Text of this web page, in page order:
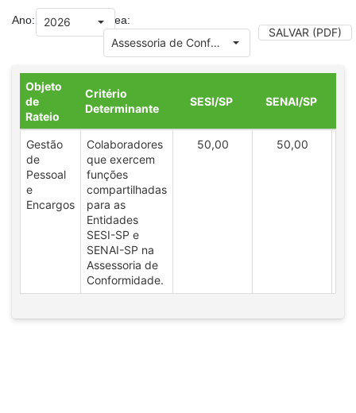
Ano: Área:
SALVAR (PDF)
Objeto
de
Rateio
Critério
Determinante
SESI/SP SENAI/SP
Gestão
de
Pessoal
e
Encargos
Colaboradores
que exercem
funções
compartilhadas
para as
Entidades
SESI-SP e
SENAI-SP na
Assessoria de
Conformidade.
50,00 50,00